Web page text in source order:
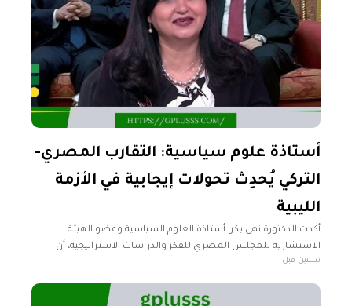
أستاذة علوم سياسية: التقارب المصري-
التركي يُحدِث تحولات إيجابية في الأزمة
الليبية
أكدت الدكتورة نهى بكر، أستاذة العلوم السياسية وعضو الهيئة
الاستشارية للمجلس المصري للفكر والدراسات الاستراتيجية، أن
التقارب المصري-التركي قد يشكل منطلقاً مهماً لحلحلة الأزمة الليبية،
سنتين قبل